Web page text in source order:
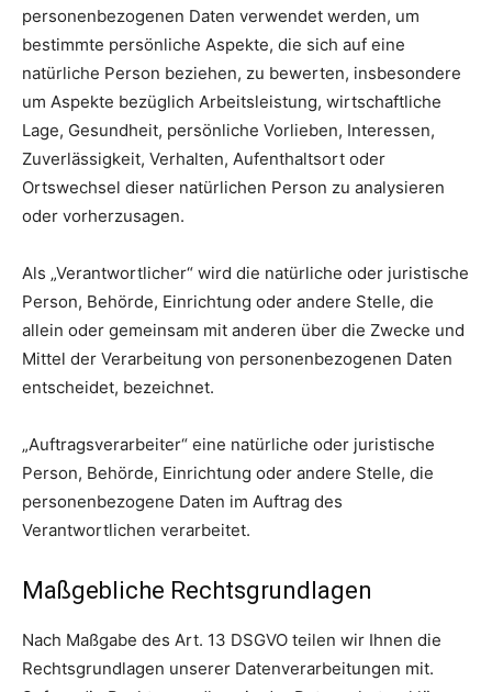
personenbezogenen Daten verwendet werden, um
bestimmte persönliche Aspekte, die sich auf eine
natürliche Person beziehen, zu bewerten, insbesondere
um Aspekte bezüglich Arbeitsleistung, wirtschaftliche
Lage, Gesundheit, persönliche Vorlieben, Interessen,
Zuverlässigkeit, Verhalten, Aufenthaltsort oder
Ortswechsel dieser natürlichen Person zu analysieren
oder vorherzusagen.
Als „Verantwortlicher“ wird die natürliche oder juristische
Person, Behörde, Einrichtung oder andere Stelle, die
allein oder gemeinsam mit anderen über die Zwecke und
Mittel der Verarbeitung von personenbezogenen Daten
entscheidet, bezeichnet.
„Auftragsverarbeiter“ eine natürliche oder juristische
Person, Behörde, Einrichtung oder andere Stelle, die
personenbezogene Daten im Auftrag des
Verantwortlichen verarbeitet.
Maßgebliche Rechtsgrundlagen
Nach Maßgabe des Art. 13 DSGVO teilen wir Ihnen die
Rechtsgrundlagen unserer Datenverarbeitungen mit.